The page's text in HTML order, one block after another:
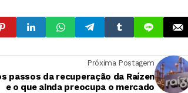
Próxima Postagem
passos da recuperação da Raízen
e o que ainda preocupa o mercado